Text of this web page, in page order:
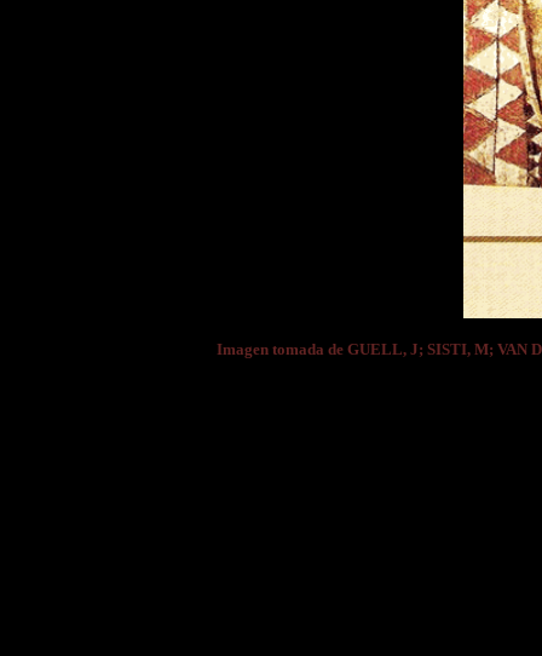
Imagen tomada de GUELL, J; SISTI, M; VAN